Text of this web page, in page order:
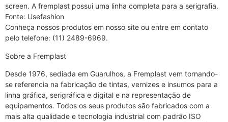
screen. A fremplast possui uma linha completa para a serigrafia.
Fonte: Usefashion
Conheça nossos produtos em nosso site ou entre em contato
pelo telefone: (11) 2489-6969.
Sobre a Fremplast
Desde 1976, sediada em Guarulhos, a Fremplast vem tornando-
se referencia na fabricação de tintas, vernizes e insumos para a
linha gráfica, serigráfica e digital e na representação de
equipamentos. Todos os seus produtos são fabricados com a
mais alta qualidade e tecnologia industrial com padrão ISO